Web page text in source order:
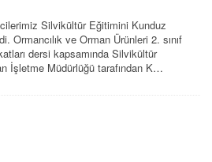
Silvikültür Eğitimini Kunduz
Ormancılık ve Orman Ürünleri 2. sınıf
dersi kapsamında Silvikültür
İşletme Müdürlüğü tarafından K…